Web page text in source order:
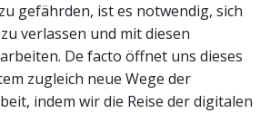
gefährden, ist es notwendig, sich
verlassen und mit diesen
De facto öffnet uns dieses
zugleich neue Wege der
indem wir die Reise der digitalen